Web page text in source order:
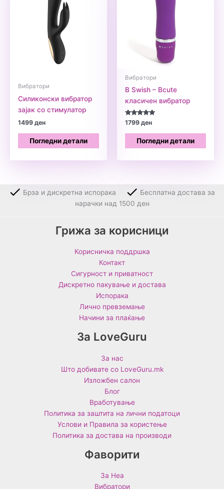
Вибратори
Силиконски вибратор
зајак со стимулатор
1499ден
Погледни детали
Вибратори
B Swish – Bcute
класичен вибратор
Оценето
5.00
од 5
1799ден
Погледни детали
Брза и дискретна испорака
Бесплатна достава за
нарачки над 1500 ден
Грижа за корисници
Корисничка поддршка
Контакт
Сигурност и приватност
Дискретно пакување и достава
Испорака
Лично превземање
Начини за плаќање
За LoveGuru
За нас
Што добивате со LoveGuru.mk
Изложбен салон
Блог
Вработување
Политика за заштита на лични податоци
Услови и Правила за користење
Политика за достава на производи
Фаворити
За Неа
Вибратори